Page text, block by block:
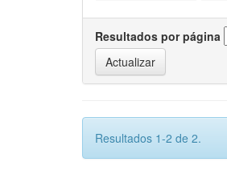
Resultados por página
Resultados 1-2 de 2.